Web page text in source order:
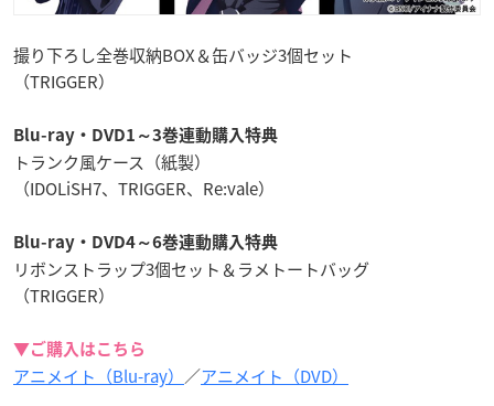
撮り下ろし全巻収納BOX＆缶バッジ3個セット
（TRIGGER）
Blu-ray・DVD1～3巻連動購入特典
トランク風ケース（紙製）
（IDOLiSH7、TRIGGER、Re:vale）
Blu-ray・DVD4～6巻連動購入特典
リボンストラップ3個セット＆ラメトートバッグ
（TRIGGER）
▼ご購入はこちら
アニメイト（Blu-ray） ／アニメイト（DVD）